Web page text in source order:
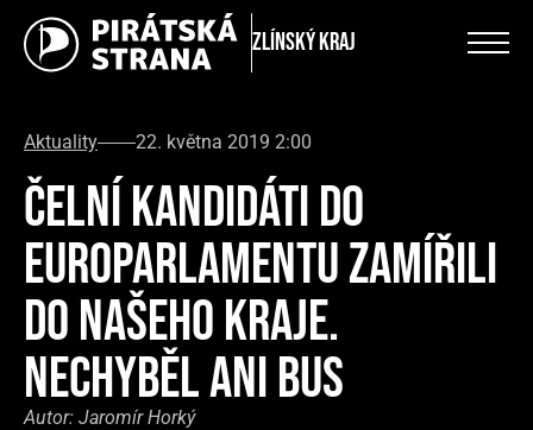
Zlínský kraj
Aktuality 22. května 2019 2:00
ČELNÍ KANDIDÁTI DO
EUROPARLAMENTU ZAMÍŘILI
DO NAŠEHO KRAJE.
NECHYBĚL ANI BUS
Autor: Jaromír Horký